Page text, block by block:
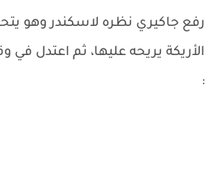
رفع جاكيري نظره لاسكندر وهو
الأريكة يريحه عليها، ثم اعتدل
: